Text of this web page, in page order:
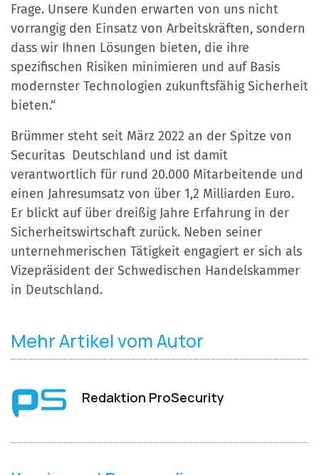
Frage. Unsere Kunden erwarten von uns nicht
vorrangig den Einsatz von Arbeitskräften, sondern
dass wir Ihnen Lösungen bieten, die ihre
spezifischen Risiken minimieren und auf Basis
modernster Technologien zukunftsfähig Sicherheit
bieten.“
Brümmer steht seit März 2022 an der Spitze von
Securitas Deutschland und ist damit
verantwortlich für rund 20.000 Mitarbeitende und
einen Jahresumsatz von über 1,2 Milliarden Euro.
Er blickt auf über dreißig Jahre Erfahrung in der
Sicherheitswirtschaft zurück. Neben seiner
unternehmerischen Tätigkeit engagiert er sich als
Vizepräsident der Schwedischen Handelskammer
in Deutschland.
Mehr Artikel vom Autor
Redaktion ProSecurity